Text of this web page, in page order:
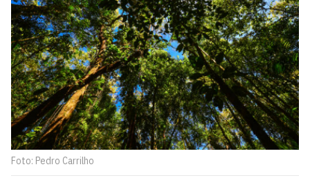
Foto: Pedro Carrilho